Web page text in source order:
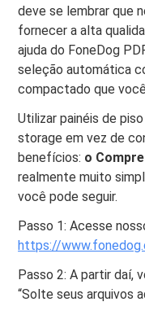
deve se lembrar que
fornecer a alta
ajuda do FoneDog
seleção automática
compactado que
Utilizar painéis de
storage em vez de
benefícios: o
realmente muito
você pode seguir.
Passo 1: Acesse
https://
Passo 2: A partir daí,
“Solte seus arquivos